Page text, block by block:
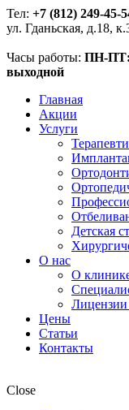
Тел: +7 (812) 249-45-
ул. Гданьская, д.18,
Часы работы: ПН-ПТ:
выходной
Главная
Акции
Услуги
Детская
О нас
О
Цены
Статьи
Контакты
Close